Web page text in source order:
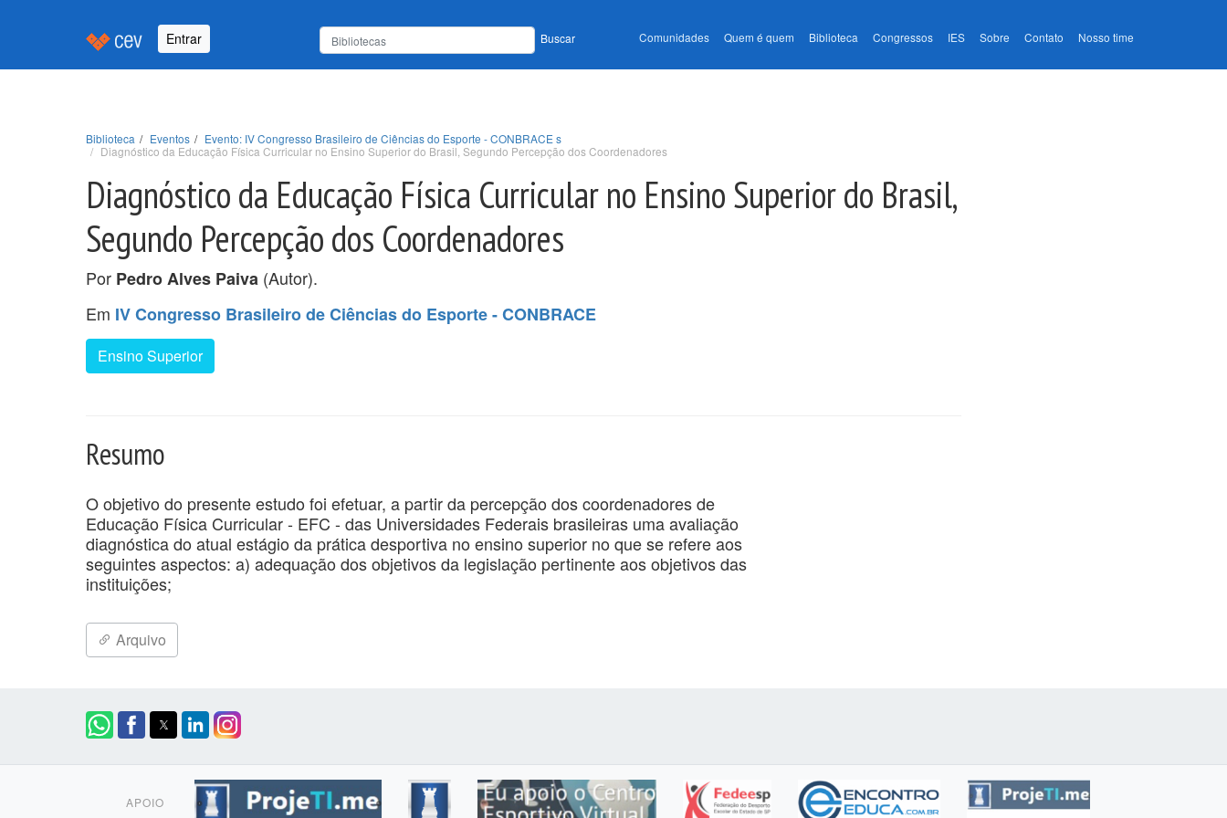
Entrar Buscar Comunidades Quem é quem Biblioteca Congressos IES Sobre Contato Nosso time
Biblioteca Eventos
Evento: IV Congresso Brasileiro de Ciências do Esporte - CONBRACE s
Diagnóstico da Educação Física Curricular no Ensino Superior do Brasil, Segundo Percepção dos Coordenadores
Diagnóstico da Educação Física Curricular no Ensino Superior do Brasil,
Segundo Percepção dos Coordenadores
Por Pedro Alves Paiva (Autor).
Em IV Congresso Brasileiro de Ciências do Esporte - CONBRACE
Ensino Superior
Resumo
O objetivo do presente estudo foi efetuar, a partir da percepção dos coordenadores de
Educação Física Curricular - EFC - das Universidades Federais brasileiras uma avaliação
diagnóstica do atual estágio da prática desportiva no ensino superior no que se refere aos
seguintes aspectos: a) adequação dos objetivos da legislação pertinente aos objetivos das
instituições;
Arquivo
APOIO